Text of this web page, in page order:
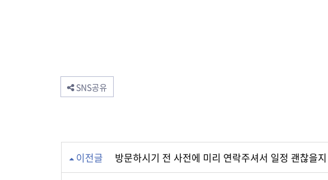
SNS공유
이전글 방문하시기 전 사전에 미리 연락주셔서 일정 괜찮을